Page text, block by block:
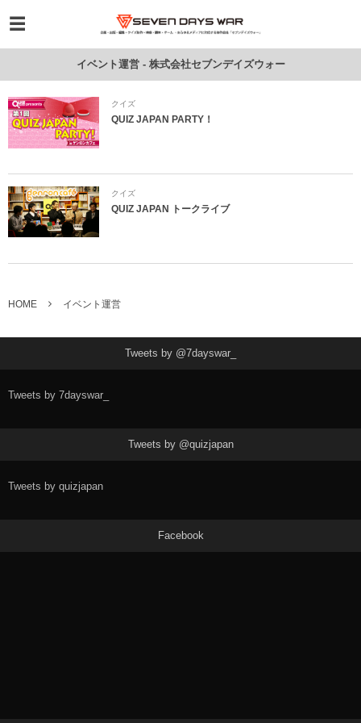
イベント運営 - 株式会社セブンデイズウォー
クイズ
QUIZ JAPAN PARTY！
クイズ
QUIZ JAPAN トークライブ
HOME イベント運営
Tweets by @7dayswar_
Tweets by 7dayswar_
Tweets by @quizjapan
Tweets by quizjapan
Facebook